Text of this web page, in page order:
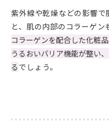
紫外線や乾燥などの影響で
と、肌の内部のコラーゲン
コラーゲンを配合した化粧
うるおいバリア機能が整い
るでしょう。